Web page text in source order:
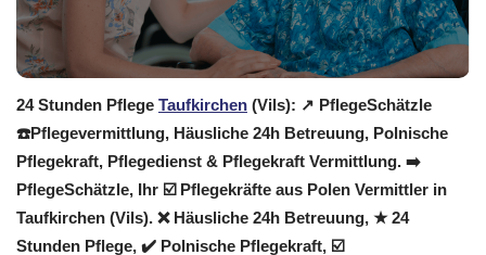
24 Stunden Pflege Taufkirchen (Vils): ↗️ PflegeSchätzle
☎️Pflegevermittlung, Häusliche 24h Betreuung, Polnische
Pflegekraft, Pflegedienst & Pflegekraft Vermittlung. ➡️
PflegeSchätzle, Ihr ☑️ Pflegekräfte aus Polen Vermittler in
Taufkirchen (Vils). ❌ Häusliche 24h Betreuung, ★ 24
Stunden Pflege, ✔️ Polnische Pflegekraft, ☑️